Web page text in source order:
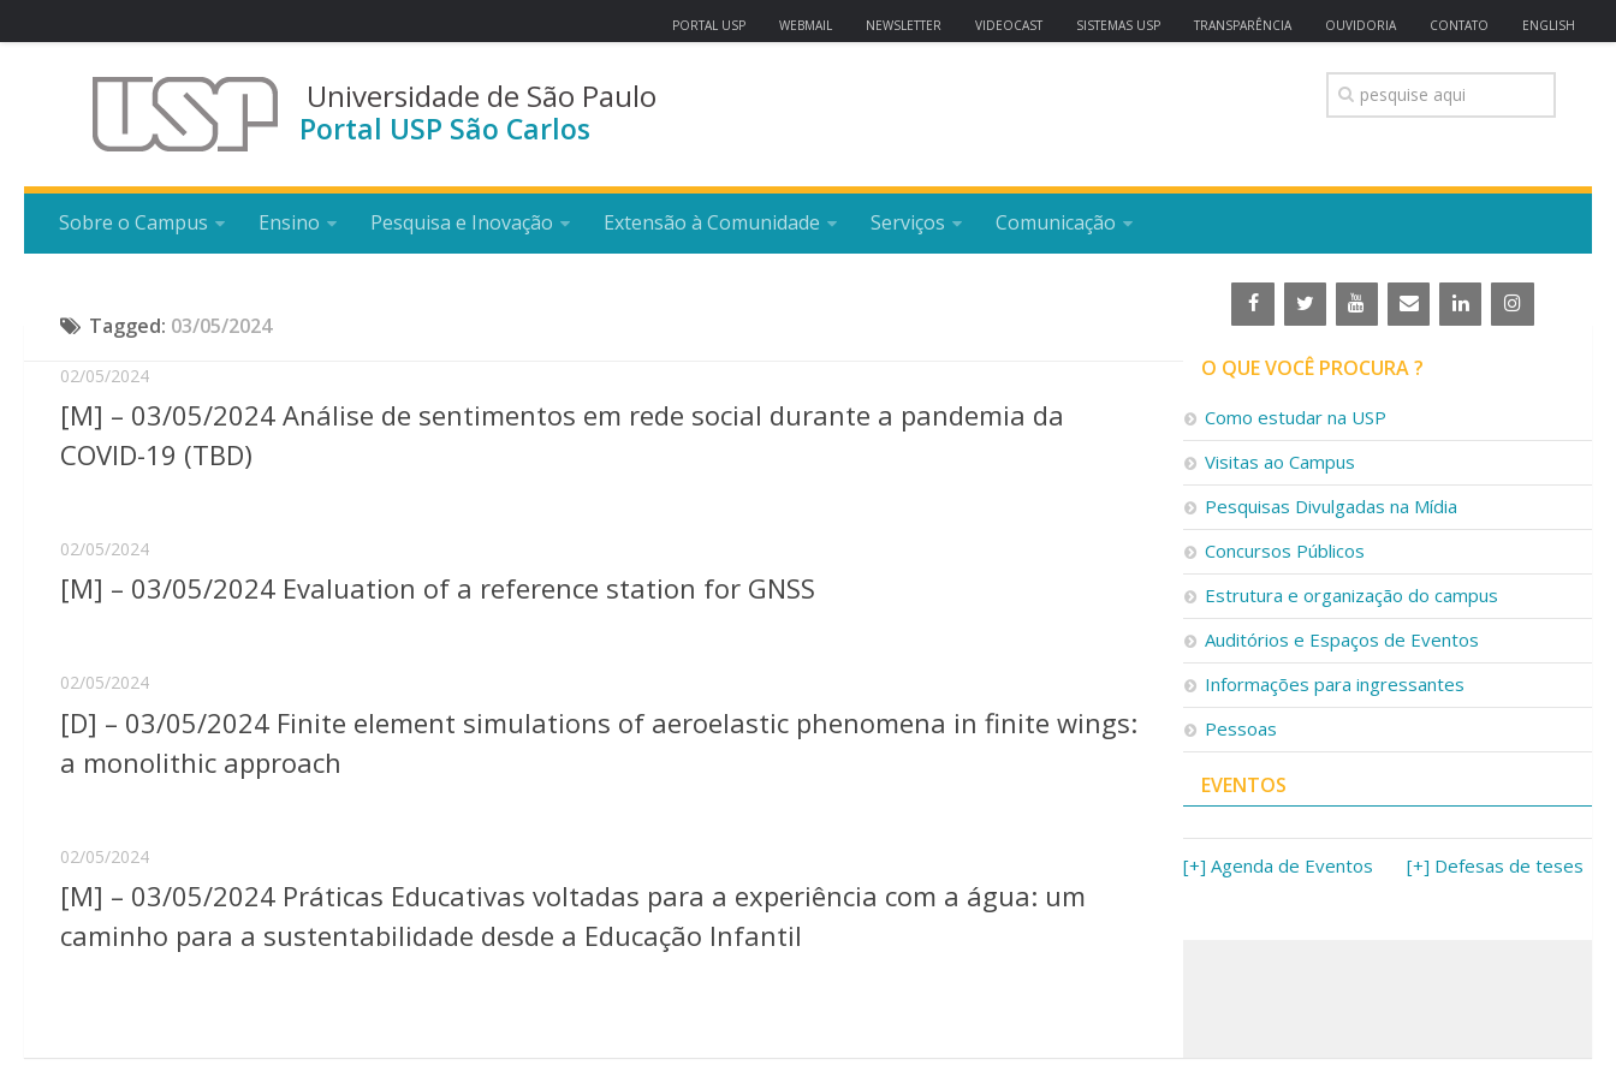
PORTAL USP WEBMAIL NEWSLETTER VIDEOCAST SISTEMAS USP TRANSPARÊNCIA OUVIDORIA CONTATO ENGLISH
Universidade de São Paulo
Portal USP São Carlos
Sobre o Campus Ensino Pesquisa e Inovação Extensão à Comunidade Serviços Comunicação
Tagged: 03/05/2024
02/05/2024
[M] – 03/05/2024 Análise de sentimentos em rede social durante a pandemia da
COVID-19 (TBD)
02/05/2024
[M] – 03/05/2024 Evaluation of a reference station for GNSS
02/05/2024
[D] – 03/05/2024 Finite element simulations of aeroelastic phenomena in finite wings:
a monolithic approach
02/05/2024
[M] – 03/05/2024 Práticas Educativas voltadas para a experiência com a água: um
caminho para a sustentabilidade desde a Educação Infantil
O QUE VOCÊ PROCURA ?
Como estudar na USP
Visitas ao Campus
Pesquisas Divulgadas na Mídia
Concursos Públicos
Estrutura e organização do campus
Auditórios e Espaços de Eventos
Informações para ingressantes
Pessoas
EVENTOS
[+] Agenda de Eventos [+] Defesas de teses